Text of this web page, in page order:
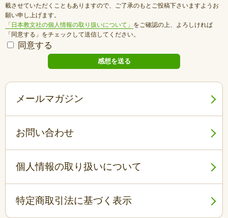
載させていただくこともありますので、ご了承のもとご投稿下さいますようお
願い申し上げます。
「日本教文社の個人情報の取り扱いについて」 をご確認の上、よろしければ
「同意する」をチェックして送信してください。
同意する
メールマガジン
お問い合わせ
個人情報の取り扱いについて
特定商取引法に基づく表示